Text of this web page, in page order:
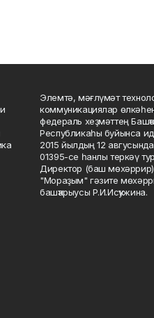
Элемтә, мәғлүмәт
коммуникациялар
федераль хеҙмәттең
Республикаһы буйынса
2015 йылдың 12
01395-се һанлы теркәү
Директор (баш
"Мораҙым" гәзите
башҡарыусы Р.И.Исҡужина.